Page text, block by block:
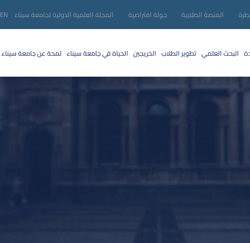
المنصة الطلابية جولة افتراضية المجلة العلمية الدولية لجامعة سيناء EN
البحث العلمي تطوير الطلاب الخريجين الحياة في جامعة سيناء لمحة عن جامعة سيناء